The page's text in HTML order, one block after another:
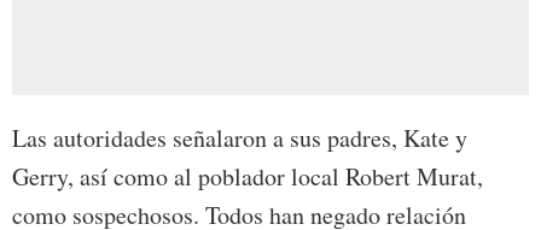
Las autoridades señalaron a sus padres, Kate y
Gerry, así como al poblador local Robert Murat,
como sospechosos. Todos han negado relación